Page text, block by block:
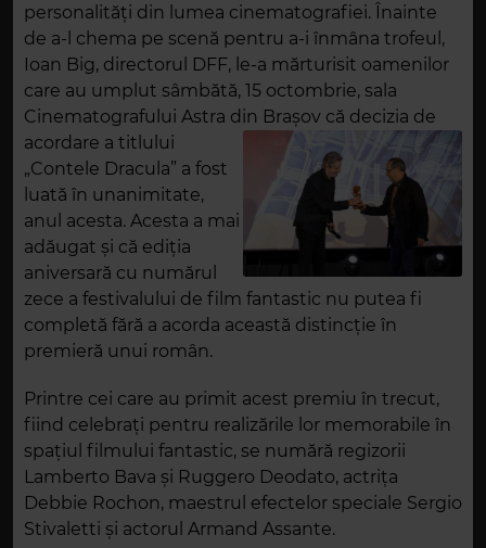
personalități din lumea cinematografiei. Înainte
de a-l chema pe scenă pentru a-i înmâna trofeul,
Ioan Big, directorul DFF, le-a mărturisit oamenilor
care au umplut sâmbătă, 15 octombrie, sala
Cinematografului Astra din Brașov că decizia de
acordare a titlului
„Contele Dracula” a fost
luată în unanimitate,
anul acesta. Acesta a mai
adăugat și că ediția
aniversară cu numărul
zece a festivalului de film fantastic nu putea fi
completă fără a acorda această distincție în
premieră unui român.
Printre cei care au primit acest premiu în trecut,
fiind celebrați pentru realizările lor memorabile în
spaţiul filmului fantastic, se numără regizorii
Lamberto Bava şi Ruggero Deodato, actriţa
Debbie Rochon, maestrul efectelor speciale Sergio
Stivaletti şi actorul Armand Assante.